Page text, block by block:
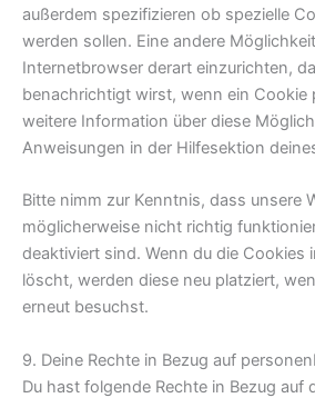
außerdem spezifizieren ob spezielle
werden sollen. Eine andere
Internetbrowser derart einzurichten,
benachrichtigt wirst, wenn ein Cookie
weitere Information über diese
Anweisungen in der Hilfesektion
Bitte nimm zur Kenntnis, dass unsere
möglicherweise nicht richtig
deaktiviert sind. Wenn du die Cookies
löscht, werden diese neu platziert,
erneut besuchst.
9. Deine Rechte in Bezug auf
Du hast folgende Rechte in Bezug auf